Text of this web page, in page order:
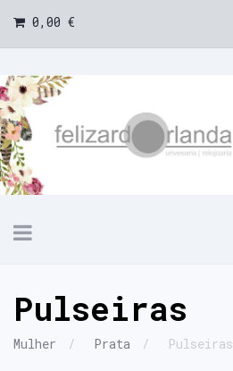
0,00 €
Toggle
Pulseiras
Mulher Prata Pulseiras